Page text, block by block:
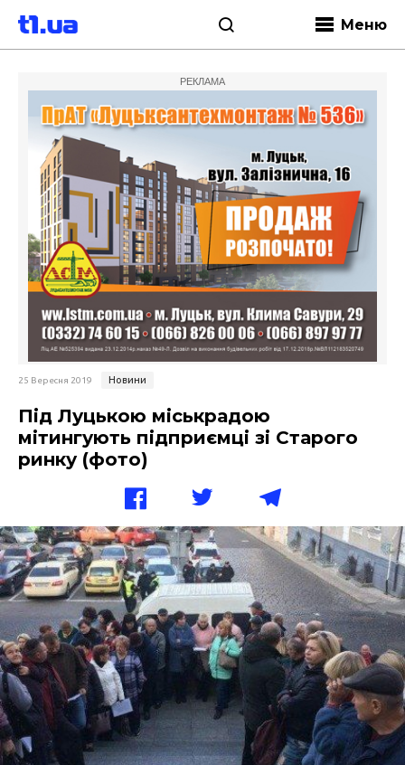
Меню
РЕКЛАМА
25 Вересня 2019 Новини
Під Луцькою міськрадою
мітингують підприємці зі Старого
ринку (фото)